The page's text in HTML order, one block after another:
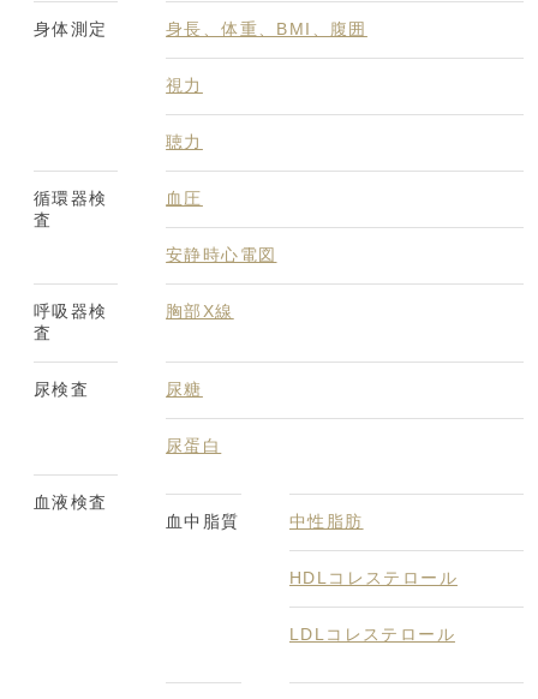
身体測定 身長、体重、BMI、腹囲
視力
聴力
循環器検
査
血圧
安静時心電図
呼吸器検
査
胸部X線
尿検査 尿糖
尿蛋白
血液検査
血中脂質
中性脂肪
HDLコレステロール
LDLコレステロール